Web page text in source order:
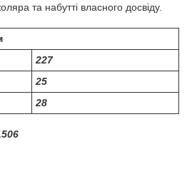
та набутті власного досвіду.
227
25
28